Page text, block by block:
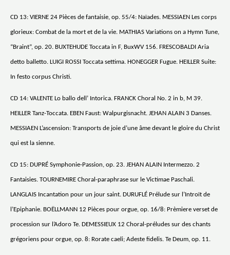
CD 13: VIERNE 24 Pièces de fantaisie, op. 55/4: Naïades. MESSIAEN Les corps
glorieux: Combat de la mort et de la vie. MATHIAS Variations on a Hymn Tune,
“Braint”, op. 20. BUXTEHUDE Toccata in F, BuxWV 156. FRESCOBALDI Aria
detto balletto. LUIGI ROSSI Toccata settima. HONEGGER Fugue. HEILLER Suite:
In festo corpus Christi.
CD 14: VALENTE Lo ballo dell’ Intorica. FRANCK Choral No. 2 in b, M 39.
HEILLER Tanz-Toccata. EBEN Faust: Walpurgisnacht. JEHAN ALAIN 3 Danses.
MESSIAEN L’ascension: Transports de joie d’une âme devant le gloire du Christ
qui est la sienne.
CD 15: DUPRÉ Symphonie-Passion, op. 23. JEHAN ALAIN Intermezzo. 2
Fantaisies. TOURNEMIRE Choral-paraphrase sur le Victimae Paschali.
LANGLAIS Incantation pour un jour saint. DURUFLÉ Prélude sur l’Introït de
l’Epiphanie. BOËLLMANN 12 Pièces pour orgue, op. 16/8: Prèmiere verset de
procession sur l’Adoro Te. DEMESSIEUX 12 Choral-préludes sur des chants
grégoriens pour orgue, op. 8: Rorate caeli; Adeste fidelis. Te Deum, op. 11.